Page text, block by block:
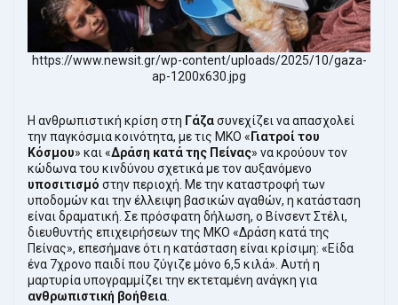
https://www.newsit.gr/wp-content/uploads/2025/10/gaza-
ap-1200x630.jpg
Η ανθρωπιστική κρίση στη Γάζασυνεχίζει να απασχολεί
την παγκόσμια κοινότητα, με τις ΜΚΟ « Γιατροί του
Κόσμου» και «Δράση κατά της Πείνας» να κρούουν τον
κώδωνα του κινδύνου σχετικά με τον αυξανόμενο
υποσιτισμό στην περιοχή. Με την καταστροφή των
υποδομών και την έλλειψη βασικών αγαθών, η κατάσταση
είναι δραματική. Σε πρόσφατη δήλωση, ο Βίνσεντ Στέλι,
διευθυντής επιχειρήσεων της ΜΚΟ «Δράση κατά της
Πείνας», επεσήμανε ότι η κατάσταση είναι κρίσιμη: «Είδα
ένα 7χρονο παιδί που ζύγιζε μόνο 6,5 κιλά». Αυτή η
μαρτυρία υπογραμμίζει την εκτεταμένη ανάγκη για
ανθρωπιστική βοήθεια.